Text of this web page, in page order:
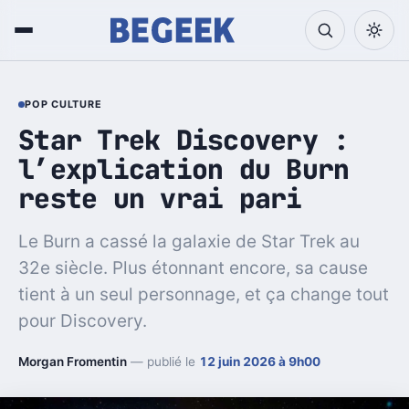
POP CULTURE
Star Trek Discovery :
l’explication du Burn
reste un vrai pari
Le Burn a cassé la galaxie de Star Trek au
32e siècle. Plus étonnant encore, sa cause
tient à un seul personnage, et ça change tout
pour Discovery.
Morgan Fromentin — publié le 12 juin 2026 à 9h00